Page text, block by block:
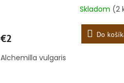
Skladom (2
€2 Do
Alchemilla vulgaris